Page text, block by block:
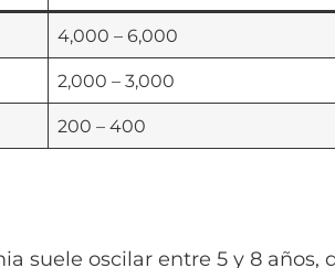
4,000 – 6,000
2,000 – 3,000
200 – 400
suele oscilar entre 5 y 8 años,